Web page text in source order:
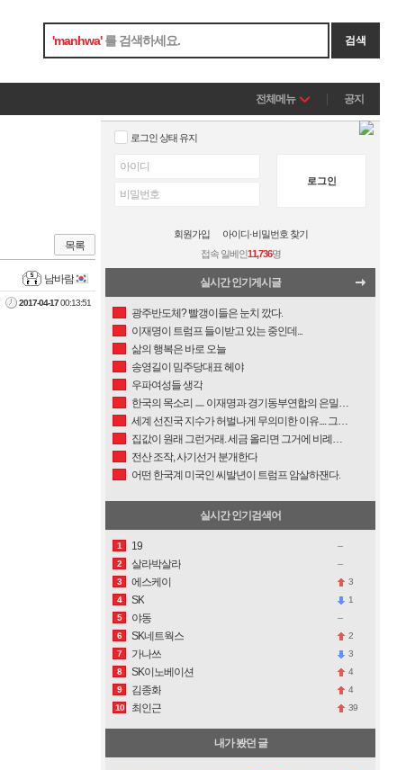
'manhwa'를 검색하세요. 검색
전체메뉴 공지
목록
남바람
2017-04-1700:13:51
로그인 상태 유지
로그인
회원가입
아이디·비밀번호 찾기
접속 일베인11,736명
실시간 인기게시글
광주반도체? 빨갱이들은 눈치 깠다.
이재명이 트럼프 들이받고 있는 중인데...
삶의 행복은 바로 오늘
송영길이 밈주당대표 헤야
우파여성들 생각
한국의 목소리 ㅡ 이재명과 경기동부연합의 은밀한 관계
세계 선진국 지수가 허벌나게 무의미한 이유.... 그들은 부정선거를 모르고, 동학신앙 기초로 꼴리면 다 해체한다는 사실을 모른다. (백인보수 증오가 만든 아시아 관점)
집값이 원래 그런거래. 세금 올리면 그거에 비례해서 집값이 올라가는데....
전산 조작, 사기선거 분개한다
어떤 한국계 미국인 씨발년이 트럼프 암살하잰다.
실시간 인기검색어
1 19
2 살라박살라
3 에스케이
3
4
SK
1
5
야동
6 SK네트웍스
2
7
가나쓰
3
8
SK이노베이션
4
9
김종화
4
10
최인근 39
내가 봤던 글